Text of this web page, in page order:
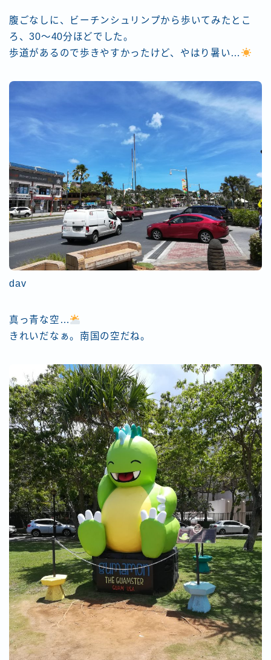
腹ごなしに、ビーチンシュリンプから歩いてみたとこ
ろ、30～40分ほどでした。
歩道があるので歩きやすかったけど、やはり暑い…
dav
真っ青な空…
きれいだなぁ。南国の空だね。